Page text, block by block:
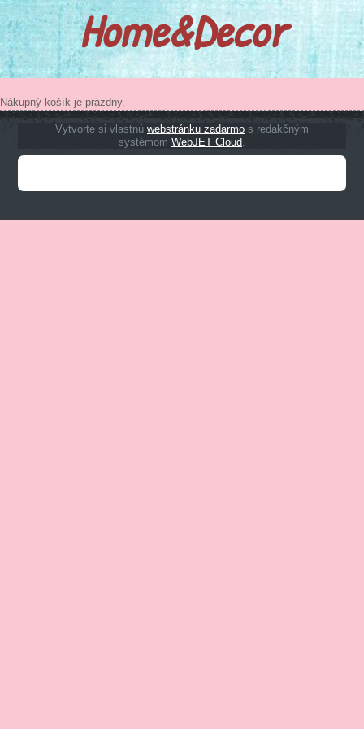
Home&Decor
Nákupný košík je prázdny.
Vytvorte si vlastnú webstránku zadarmo s redakčným
systémom WebJET Cloud.